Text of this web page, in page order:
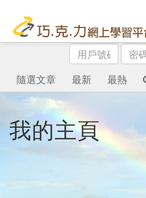
用
戶
號
碼
密
碼
隨選文章
最新 最熱
我的主頁